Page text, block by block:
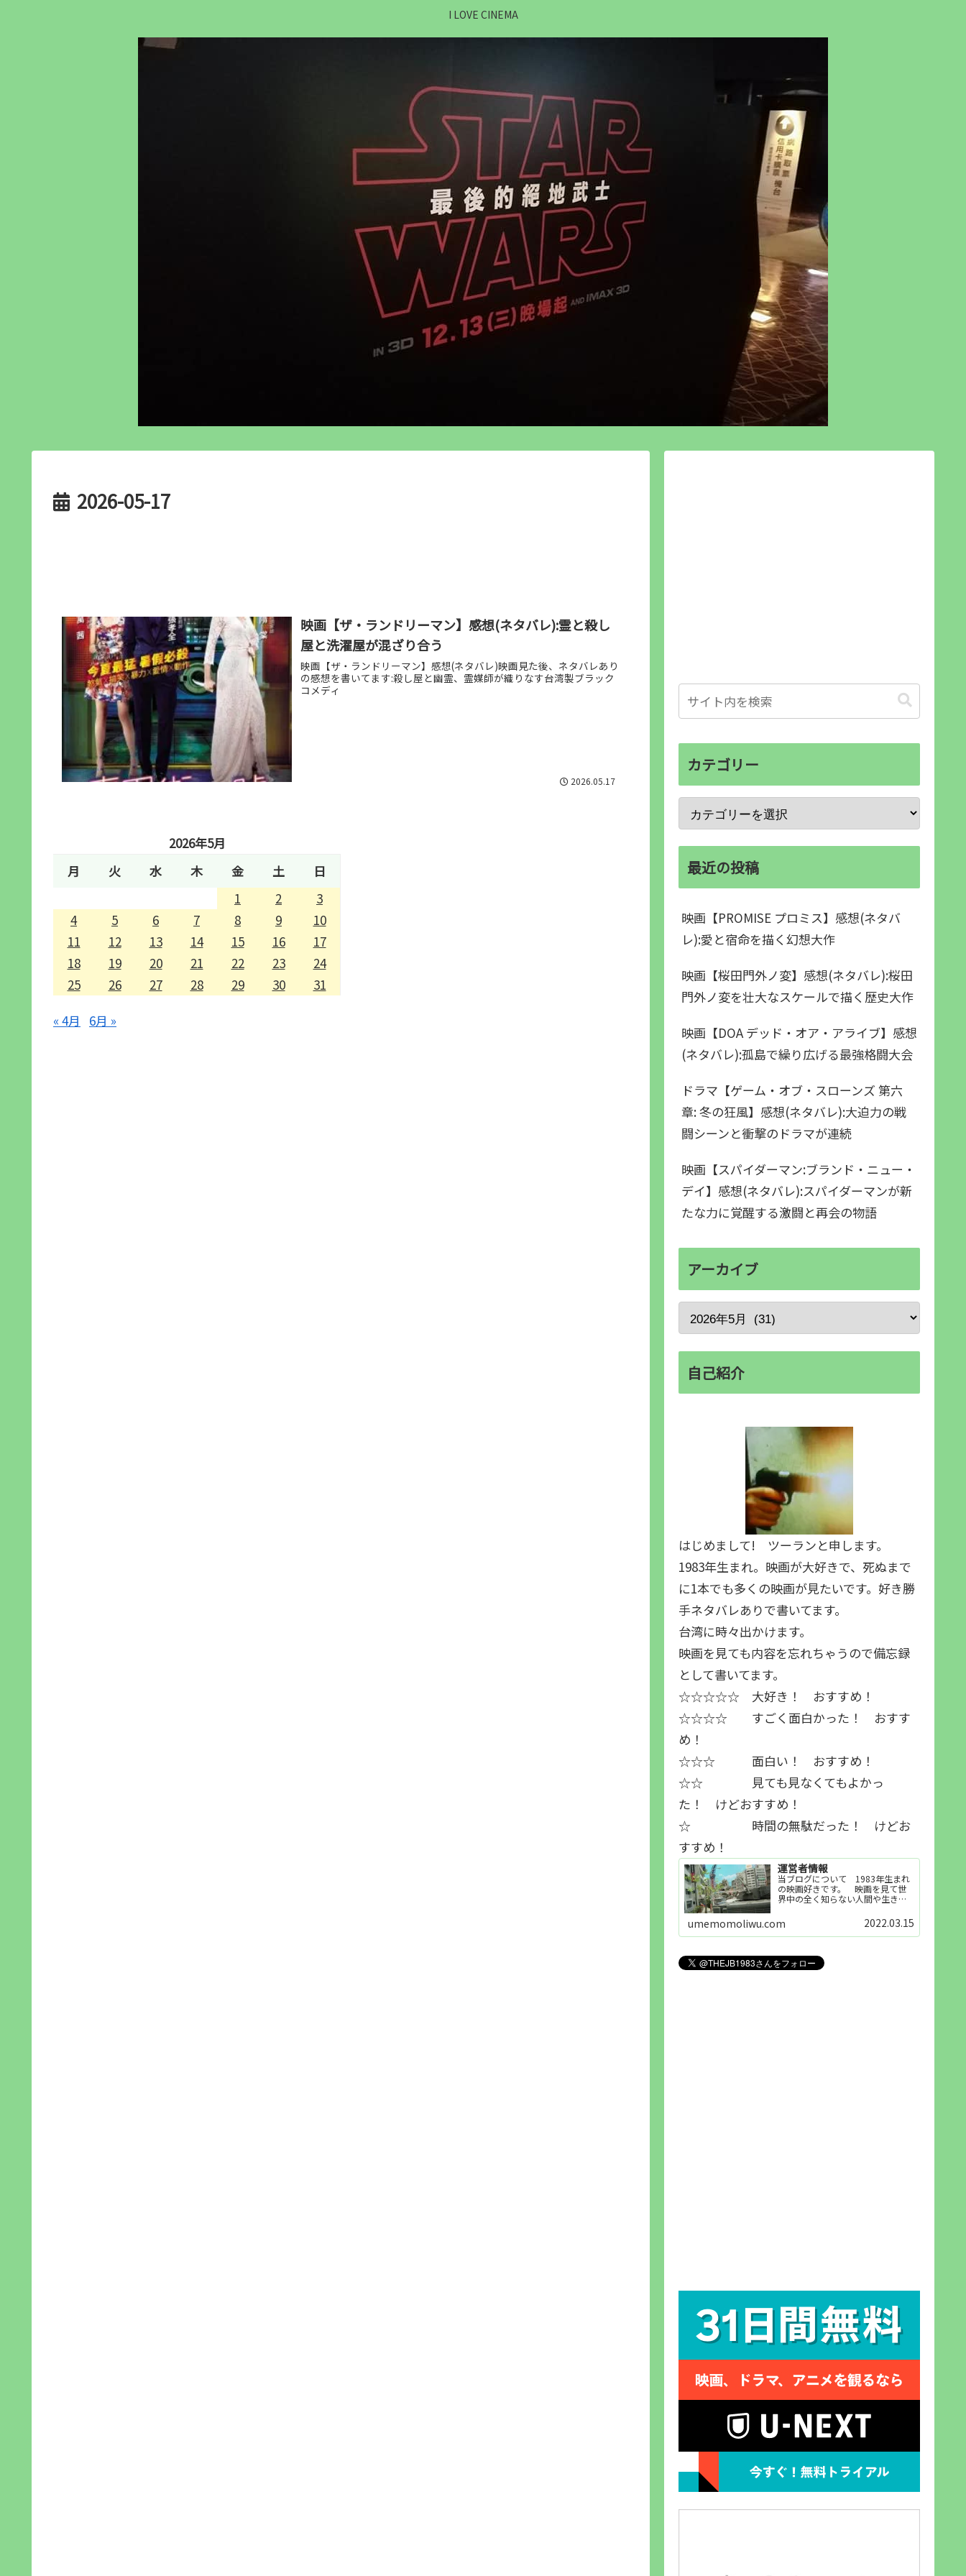
I LOVE CINEMA
2026-05-17
映画【ザ・ランドリーマン】感想(ネタバレ):霊と殺し
屋と洗濯屋が混ざり合う
映画【ザ・ランドリーマン】感想(ネタバレ)映画見た後、ネタバレあり
の感想を書いてます:殺し屋と幽霊、霊媒師が織りなす台湾製ブラック
コメディ
2026.05.17
2026年5月
月
火 水 木 金 土
日
1
2
3
4
5 6 7 8 9
10
11
12 13 14 15 16
17
18
19 20 21 22 23
24
25
26 27 28 29 30
31
« 4月
6月 »
カテゴリー
最近の投稿
映画【PROMISE プロミス】感想(ネタバ
レ):愛と宿命を描く幻想大作
映画【桜田門外ノ変】感想(ネタバレ):桜田
門外ノ変を壮大なスケールで描く歴史大作
映画【DOA デッド・オア・アライブ】感想
(ネタバレ):孤島で繰り広げる最強格闘大会
ドラマ【ゲーム・オブ・スローンズ 第六
章: 冬の狂風】感想(ネタバレ):大迫力の戦
闘シーンと衝撃のドラマが連続
映画【スパイダーマン:ブランド・ニュー・
デイ】感想(ネタバレ):スパイダーマンが新
たな力に覚醒する激闘と再会の物語
アーカイブ
自己紹介
はじめまして! ツーランと申します。
1983年生まれ。映画が大好きで、死ぬまで
に1本でも多くの映画が見たいです。好き勝
手ネタバレありで書いてます。
台湾に時々出かけます。
映画を見ても内容を忘れちゃうので備忘録
として書いてます。
☆☆☆☆☆ 大好き！ おすすめ！
☆☆☆☆ すごく面白かった！ おすす
め！
☆☆☆ 面白い！ おすすめ！
☆☆ 見ても見なくてもよかっ
た！ けどおすすめ！
☆ 時間の無駄だった！ けどお
すすめ！
運営者情報
当ブログについて 1983年生まれ
の映画好きです。 映画を見て世
界中の全く知らない人間や生き物
世界知らない世界に触れることが
好きで映画を見てます。「映画を
見られれば幸福度を高い」とわか
umemomoliwu.com 2022.03.15